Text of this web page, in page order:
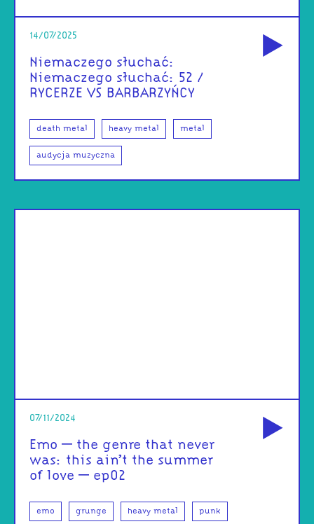
14/07/2025
Niemaczego słuchać:
Niemaczego słuchać: 52 /
RYCERZE VS BARBARZYŃCY
death metal heavy metal metal
audycja muzyczna
07/11/2024
Emo – the genre that never
was: this ain’t the summer
of love – ep02
emo grunge heavy metal punk